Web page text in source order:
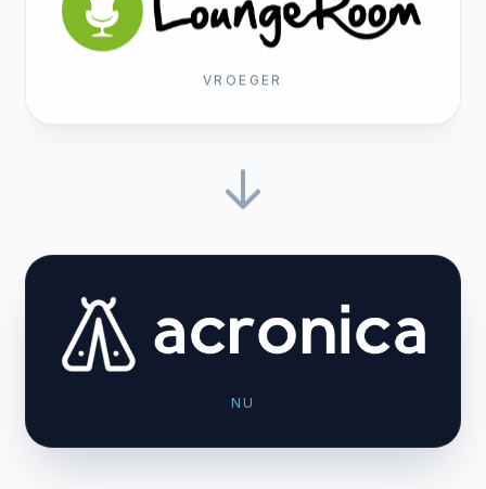
VROEGER
NU